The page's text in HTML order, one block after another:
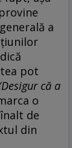
a
pot
că a
o
de
din